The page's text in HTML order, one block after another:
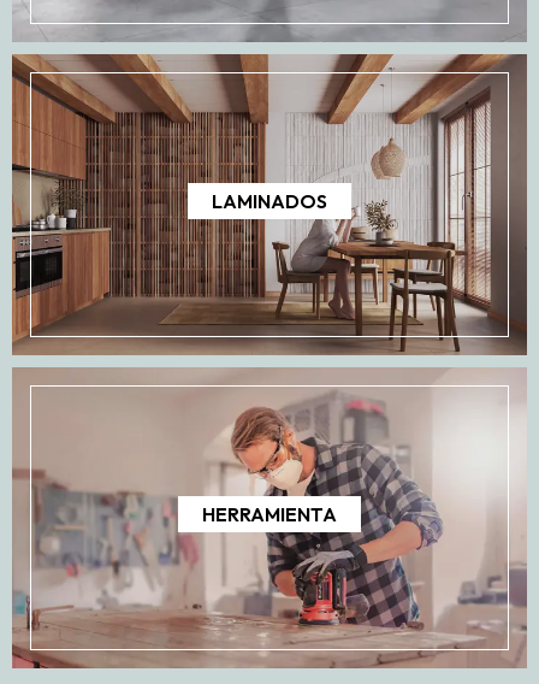
LAMINADOS
HERRAMIENTA